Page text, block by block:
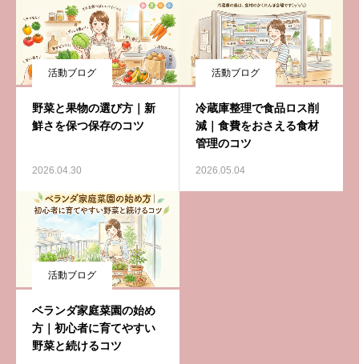
活動ブログ
野菜と果物の選び方｜新
鮮さを保つ保存のコツ
2026.04.30
活動ブログ
冷蔵庫整理で食品ロス削
減｜食費をおさえる食材
管理のコツ
2026.05.04
活動ブログ
ベランダ家庭菜園の始め
方｜初心者に育てやすい
野菜と続けるコツ